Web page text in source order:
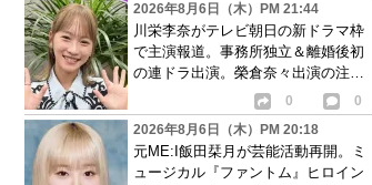
2026年8月6日（木）PM 21:44
川栄李奈がテレビ朝日の新ドラマ枠
で主演報道。事務所独立＆離婚後初
の連ドラ出演。榮倉奈々出演の注目
0
0
2026年8月6日（木）PM 20:18
元ME:I飯田栞月が芸能活動再開。ミ
ュージカル『ファントム』ヒロイン